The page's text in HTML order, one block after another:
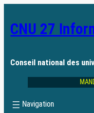
CNU 27
Conseil national des